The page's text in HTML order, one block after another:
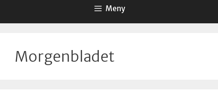
Meny
Morgenbladet